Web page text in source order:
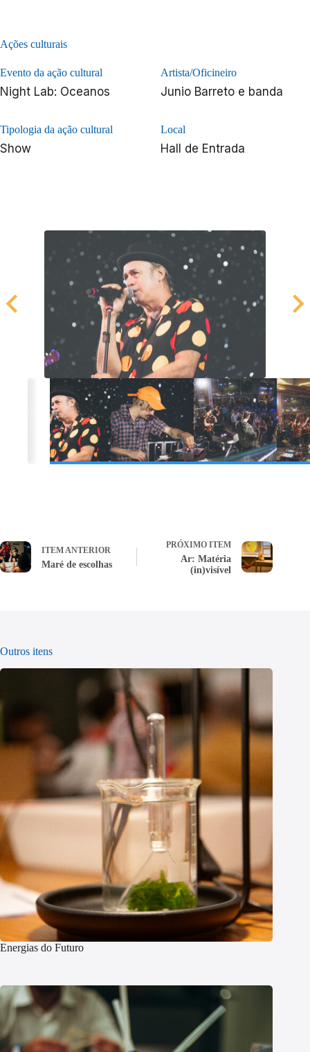
Ações culturais
Evento da ação cultural
Night Lab: Oceanos
Tipologia da ação cultural
Show
Artista/Oficineiro
Junio Barreto e banda
Local
Hall de Entrada
ITEM ANTERIOR
Maré de escolhas
PRÓXIMO ITEM
Ar: Matéria
(in)visível
Outros itens
Energias do Futuro